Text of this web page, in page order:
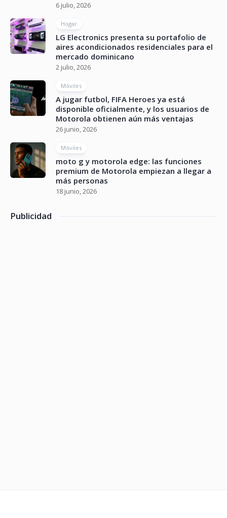
6 julio, 2026
Hogar
LG Electronics presenta su portafolio de
aires acondicionados residenciales para el
mercado dominicano
2 julio, 2026
Móviles
A jugar futbol, FIFA Heroes ya está
disponible oficialmente, y los usuarios de
Motorola obtienen aún más ventajas
26 junio, 2026
Móviles
moto g y motorola edge: las funciones
premium de Motorola empiezan a llegar a
más personas
18 junio, 2026
Publicidad